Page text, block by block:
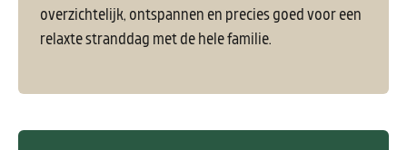
overzichtelijk, ontspannen en precies goed voor een
relaxte stranddag met de hele familie.